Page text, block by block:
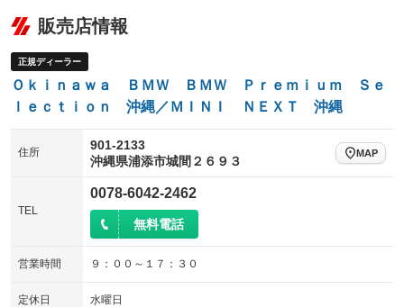
販売店情報
正規ディーラー
Ｏｋｉｎａｗａ ＢＭＷ ＢＭＷ Ｐｒｅｍｉｕｍ Ｓｅ
ｌｅｃｔｉｏｎ 沖縄／ＭＩＮＩ ＮＥＸＴ 沖縄
住所
901-2133
沖縄県浦添市城間２６９３
MAP
TEL
0078-6042-2462
無料電話
営業時間 ９：００～１７：３０
定休日 水曜日